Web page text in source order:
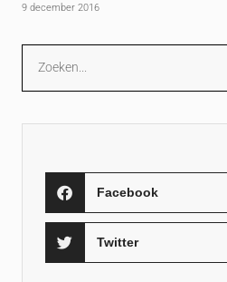
9 december 2016
Facebook
Twitter